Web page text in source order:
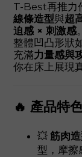
T-Best再推力
線條造型與超
迫感 × 刺激感。
整體凹凸形狀
充滿力量感與
你在床上展現
🔥 產品特
💥 筋肉
型，摩擦